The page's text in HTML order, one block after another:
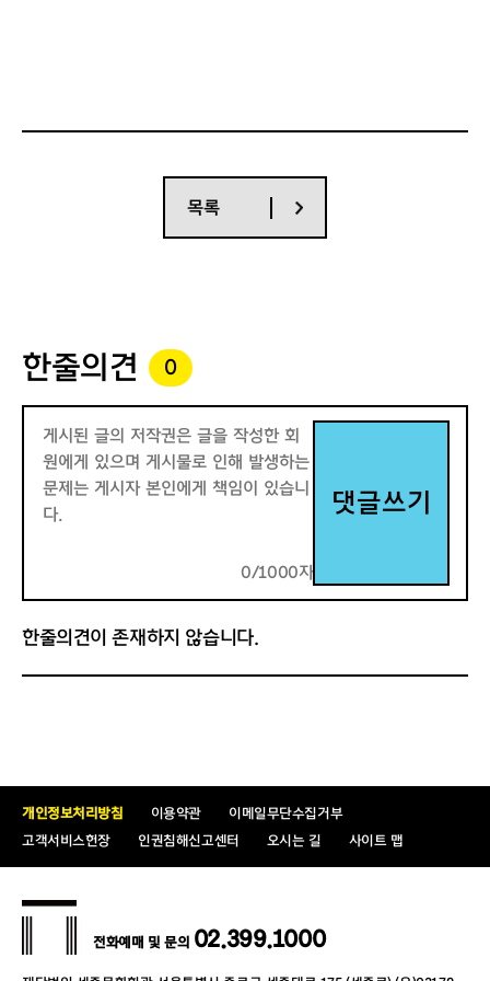
목록
한줄의견 0
0/1000자
댓글쓰기
한줄의견이 존재하지 않습니다.
개인정보처리방침 이용약관
이메일무단수집거부
고객서비스헌장
인권침해신고센터 오시는 길 사이트 맵
전화예매 및 문의 02.399.1000